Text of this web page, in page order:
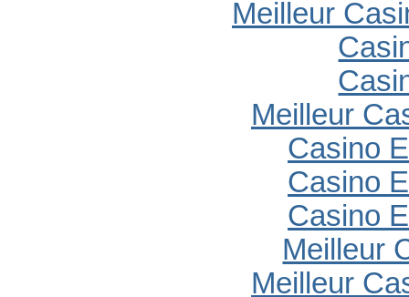
Meilleur
Meilleur
Casino
Casino
Casino
Meilleur
Meilleur